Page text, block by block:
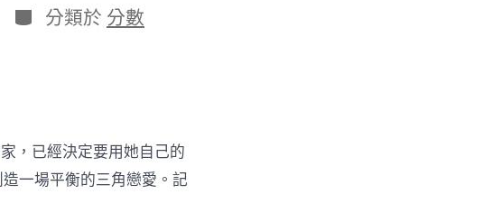
分
類
分類於 分數
，已經決定要用她自己的
造一場平衡的三角戀愛。記